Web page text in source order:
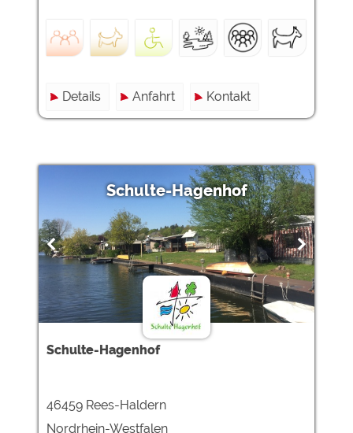
Details Anfahrt Kontakt
Schulte-Hagenhof
Schulte-Hagenhof
46459 Rees-Haldern
Nordrhein-Westfalen